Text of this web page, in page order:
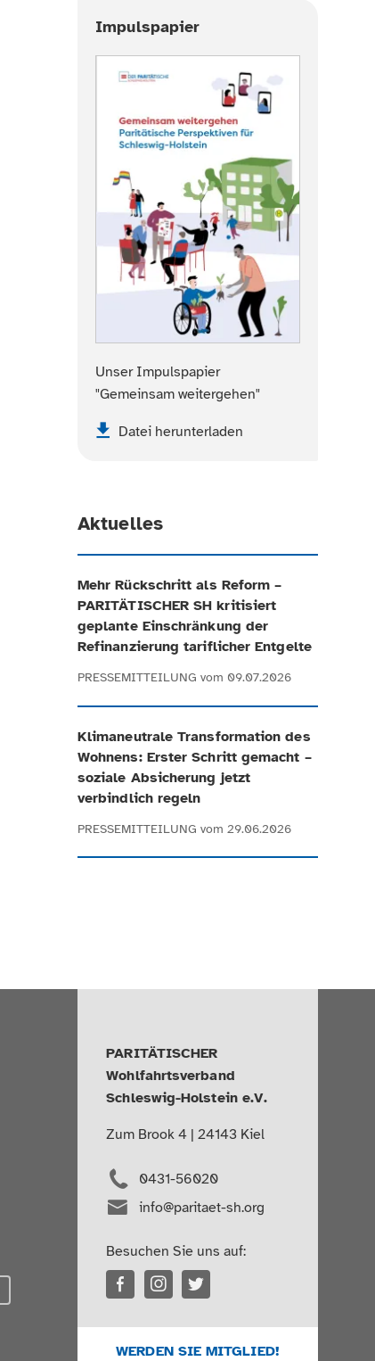
Impulspapier
Unser Impulspapier
"Gemeinsam weitergehen"
Datei herunterladen
Aktuelles
Mehr Rückschritt als Reform –
PARITÄTISCHER SH kritisiert
geplante Einschränkung der
Refinanzierung tariflicher Entgelte
PRESSEMITTEILUNG vom 09.07.2026
Klimaneutrale Transformation des
Wohnens: Erster Schritt gemacht –
soziale Absicherung jetzt
verbindlich regeln
PRESSEMITTEILUNG vom 29.06.2026
PARITÄTISCHER
Wohlfahrtsverband
Schleswig-Holstein e.V.
Zum Brook 4 | 24143 Kiel
0431-56020
info@paritaet-sh.org
Besuchen Sie uns auf:
WERDEN SIE MITGLIED!